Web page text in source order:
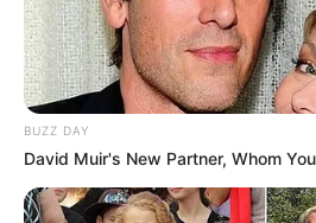
BUZZ DAY
David Muir's New Partner, Whom